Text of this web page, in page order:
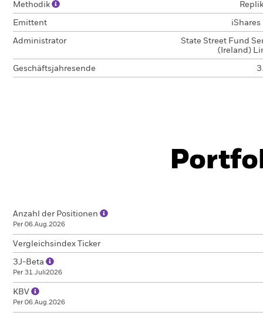
Methodik
Emittent iShares
Administrator
State Street Fund
(Ireland)
Geschäftsjahresende
Anzahl der Positionen
Per 06.Aug.2026
Vergleichsindex Ticker
3J-Beta
Per 31.Juli2026
KBV
Per 06.Aug.2026